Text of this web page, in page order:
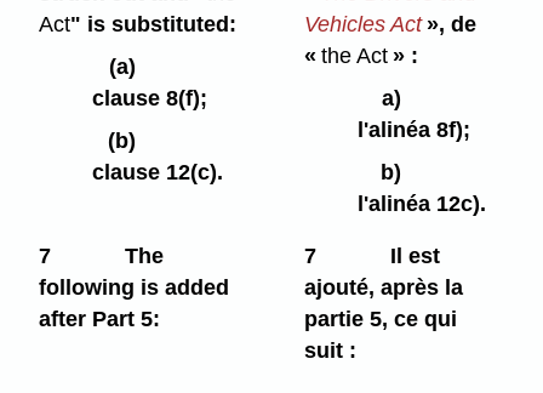
Act" is substituted:
(a)
clause 8(f);
(b)
clause 12(c).
Vehicles Act», de
«the Act » :
a)
l'alinéa 8f);
b)
l'alinéa 12c).
7
The
following is added
after Part 5:
7
Il est
ajouté, après la
partie 5, ce qui
suit :